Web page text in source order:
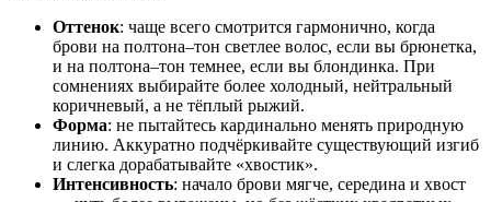
Оттенок: чаще всего смотрится гармонично, когда
брови на полтона–тон светлее волос, если вы брюнетка,
и на полтона–тон темнее, если вы блондинка. При
сомнениях выбирайте более холодный, нейтральный
коричневый, а не тёплый рыжий.
Форма: не пытайтесь кардинально менять природную
линию. Аккуратно подчёркивайте существующий изгиб
и слегка дорабатывайте «хвостик».
Интенсивность: начало брови мягче, середина и хвост